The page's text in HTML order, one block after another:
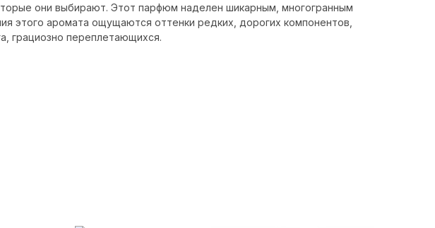
они выбирают. Этот парфюм наделен шикарным, многогранным
этого аромата ощущаются оттенки редких, дорогих компонентов,
грациозно переплетающихся.